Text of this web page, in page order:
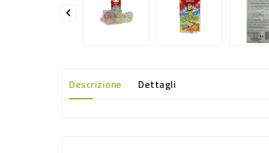

Descrizione Dettagli